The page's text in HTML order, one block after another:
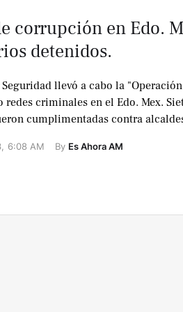
corrupción en Edo.
detenidos.
llevó a cabo la
redes criminales en el Edo. Mex.
cumplimentadas contra
, 6:08 AM By Es Ahora AM